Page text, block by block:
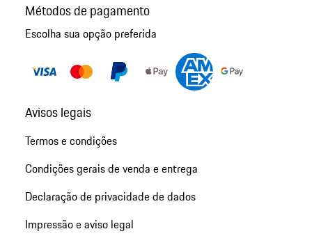
Métodos de pagamento
Escolha sua opção preferida
Avisos legais
Termos e condições
Condições gerais de venda e entrega
Declaração de privacidade de dados
Impressão e aviso legal